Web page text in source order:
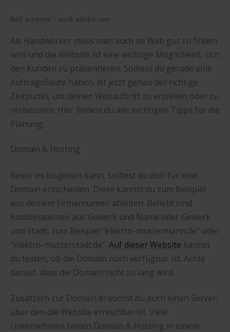
Bild: auremar / stock.adobe.com
Als Handwerker muss man auch im Web gut zu finden
sein und die Website ist eine wichtige Möglichkeit, sich
den Kunden zu präsentieren. Solltest du gerade eine
Auftragsflaute haben, ist jetzt genau der richtige
Zeitpunkt, um deinen Webauftritt zu erstellen oder zu
verbessern. Hier findest du alle wichtigen Tipps für die
Planung.
Domain & Hosting
Bevor es losgehen kann, solltest du dich für eine
Domain entscheiden. Diese kannst du zum Beispiel
aus deinem Firmennamen ableiten. Beliebt sind
Kombinationen aus Gewerk und Name oder Gewerk
und Stadt, zum Beispiel “elektro-mustermann.de” oder
“elektro-musterstadt.de”. Auf dieser Website kannst
du testen, ob die Domain noch verfügbar ist. Achte
darauf, dass die Domain nicht zu lang wird.
Zusätzlich zur Domain brauchst du auch einen Server,
über den die Website erreichbar ist. Viele
Unternehmen bieten Domain & Hosting in einem